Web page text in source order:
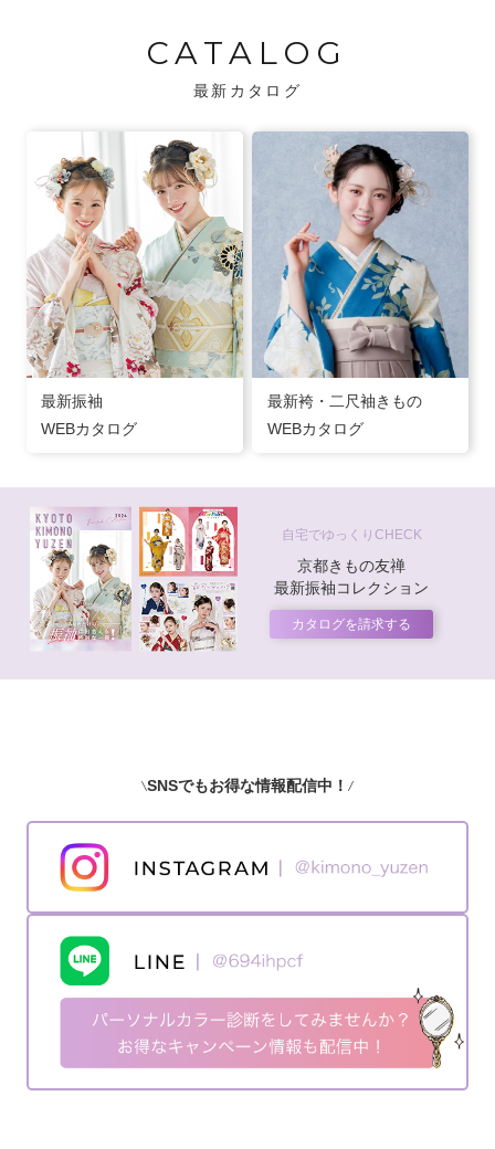
・振袖コンシェルジュが、振袖に合う小物や
バッグでお嬢様らしいコーディネートをご
CATALOG
最新カタログ
最新振袖
WEBカタログ
最新袴・二尺袖きもの
WEBカタログ
自宅でゆっくりCHECK
京都きもの友禅
最新振袖コレクション
カタログを請求する
SNSでもお得な情報配信中！